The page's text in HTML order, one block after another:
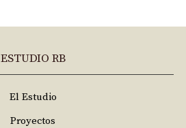
ESTUDIO RB
El Estudio
Proyectos